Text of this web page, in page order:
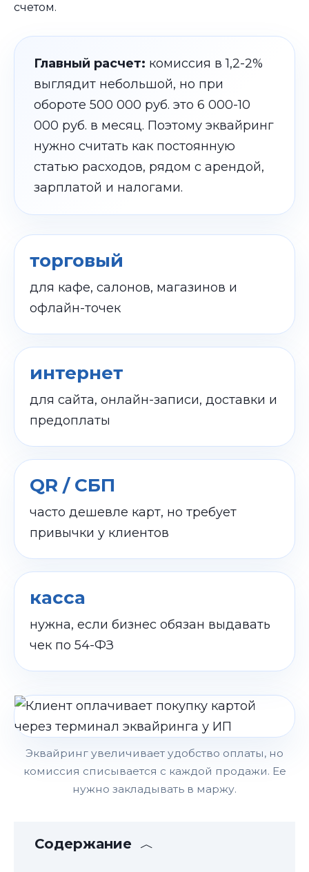
счетом.
Главный расчет: комиссия в 1,2-2%
выглядит небольшой, но при
обороте 500 000 руб. это 6 000-10
000 руб. в месяц. Поэтому эквайринг
нужно считать как постоянную
статью расходов, рядом с арендой,
зарплатой и налогами.
торговый
для кафе, салонов, магазинов и
офлайн-точек
интернет
для сайта, онлайн-записи, доставки и
предоплаты
QR / СБП
часто дешевле карт, но требует
привычки у клиентов
касса
нужна, если бизнес обязан выдавать
чек по 54-ФЗ
Эквайринг увеличивает удобство оплаты, но
комиссия списывается с каждой продажи. Ее
нужно закладывать в маржу.
Содержание